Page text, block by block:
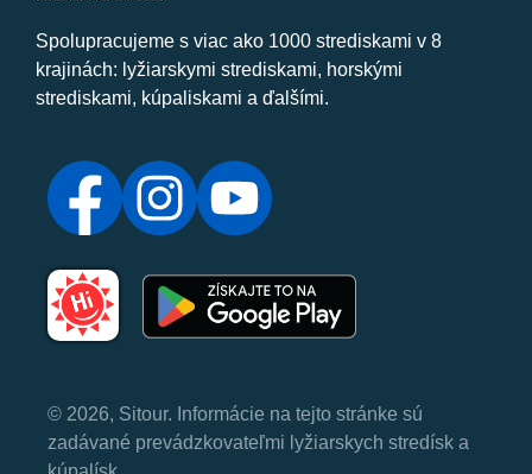
Spolupracujeme s viac ako 1000 strediskami v 8
krajinách: lyžiarskymi strediskami, horskými
strediskami, kúpaliskami a ďalšími.
© 2026, Sitour. Informácie na tejto stránke sú
zadávané prevádzkovateľmi lyžiarskych stredísk a